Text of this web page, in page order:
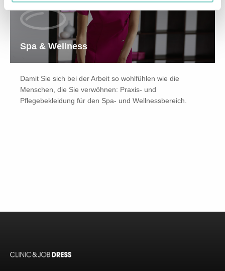
Spa & Wellness
Damit Sie sich bei der Arbeit so wohlfühlen wie die
Menschen, die Sie verwöhnen: Praxis- und
Pflegebekleidung für den Spa- und Wellnessbereich.